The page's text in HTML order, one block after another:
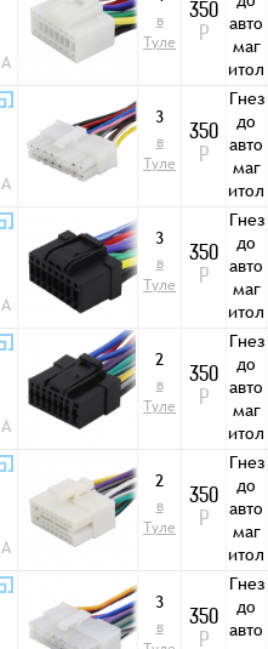
A
в
Туле
350
Р
авто
маг
итол
ы
A
3
в
Туле
350
Р
Гнез
до
авто
маг
итол
ы
A
3
в
Туле
350
Р
Гнез
до
авто
маг
итол
ы
A
2
в
Туле
350
Р
Гнез
до
авто
маг
итол
ы
A
2
в
Туле
350
Р
Гнез
до
авто
маг
итол
ы
3
в
350
Р
Гнез
до
авто